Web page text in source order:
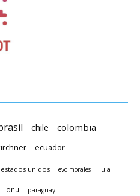
chile colombia
ecuador
estados unidos evo morales lula
onu paraguay